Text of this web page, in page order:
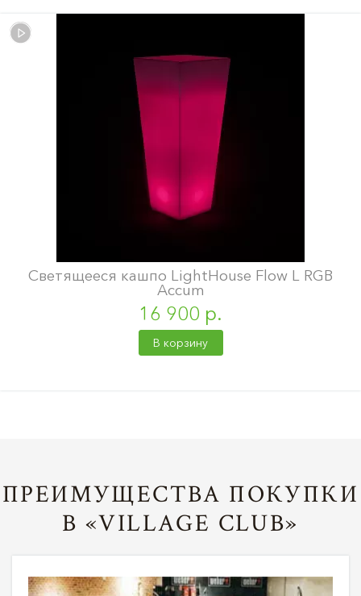
Светящееся кашпо LightHouse Flow L RGB
Accum
16 900 р.
В корзину
ПРЕИМУЩЕСТВА ПОКУПКИ
В «VILLAGE CLUB»